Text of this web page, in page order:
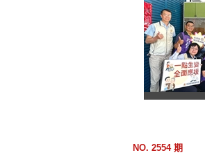
NO. 2554 期